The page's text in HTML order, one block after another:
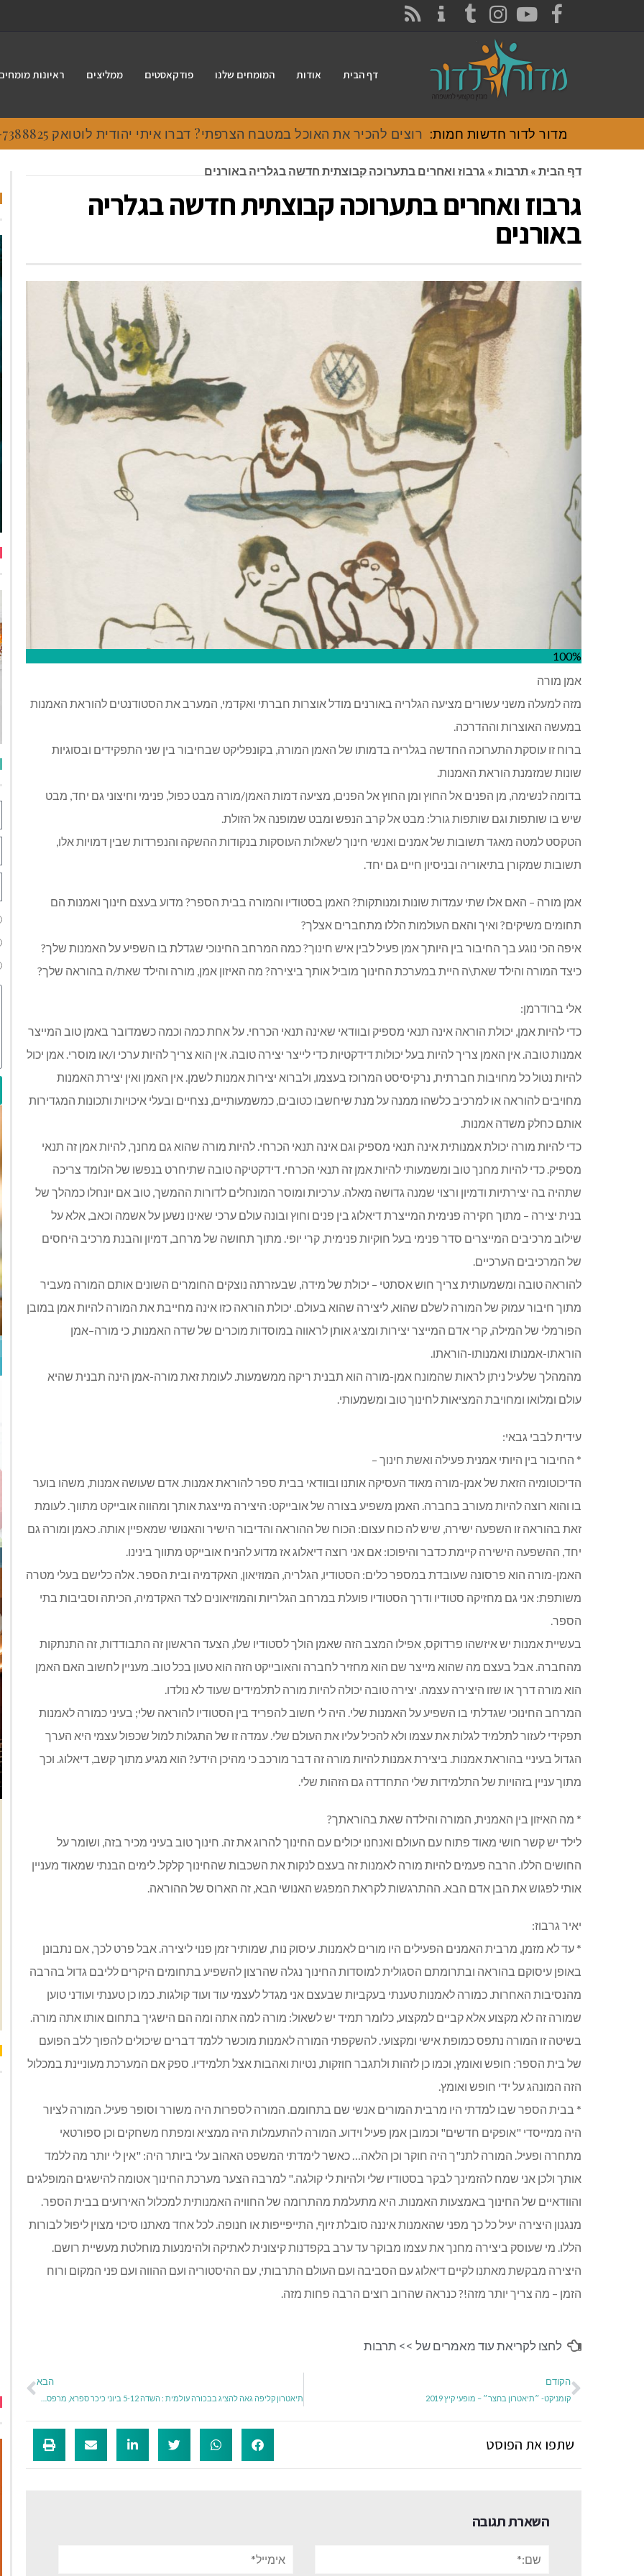
FACEBOOK
YOUTUBE
INSTAGRAM
TUMBLR
דף הבית אודות המומחים שלנו פודקאסטים ממליצים ראיונות
מדור לדור חדשות חמות: רוצים להכיר את האוכל במטבח הצרפתי? דברו איתי יהודית לוטואק 054-7388825.
דף הבית » תרבות » גרבוז ואחרים בתערוכה קבוצתית חדשה בגלריה באורנים
גרבוז ואחרים בתערוכה קבוצתית חדשה בגלריה
באורנים
100%
אמן מורה
מזה למעלה משני עשורים מציעה הגלריה באורנים מודל אוצרות חברתי ואקדמי, המערב את הסטודנטים להוראת האמנות
במעשה האוצרות וההדרכה.
ברוח זו עוסקת התערוכה החדשה בגלריה בדמותו של האמן המורה, בקונפליקט שבחיבור בין שני התפקידים ובסוגיות
שונות שמזמנת הוראת האמנות.
בדומה לנשימה, מן הפנים אל החוץ ומן החוץ אל הפנים, מציעה דמות האמן/מורה מבט כפול, פנימי וחיצוני גם יחד, מבט
שיש בו שותפות וגם שותפות גורל: מבט אל קרב הנפש ומבט שמופנה אל הזולת.
הטקסט למטה מאגד תשובות של אמנים ואנשי חינוך לשאלות העוסקות בנקודות ההשקה והנפרדות שבין דמויות אלו,
תשובות שמקורן בתיאוריה ובניסיון חיים גם יחד.
אמן מורה – האם אלו שתי עמדות שונות ומנותקות? האמן בסטודיו והמורה בבית הספר? מדוע בעצם חינוך ואמנות הם
תחומים משיקים? ואיך והאם העולמות הללו מתחברים אצלך?
איפה הכי נוגע בך החיבור בין היותך אמן פעיל לבין איש חינוך? כמה המרחב החינוכי שגדלת בו השפיע על האמנות שלך?
כיצד המורה והילד שאת\ה היית במערכת החינוך מוביל אותך ביצירה? מה האיזון אמן, מורה והילד שאת/ה בהוראה שלך?
אלי ברודרמן:
כדי להיות אמן, יכולת הוראה אינה תנאי מספיק ובוודאי שאינה תנאי הכרחי. על אחת כמה וכמה כשמדובר באמן טוב המייצר
אמנות טובה. אין האמן צריך להיות בעל יכולות דידקטיות כדי לייצר יצירה טובה. אין הוא צריך להיות ערכי ו/או מוסרי. אמן יכול
להיות נטול כל מחויבות חברתית, נרקיסיסט המרוכז בעצמו, ולברוא יצירות אמנות לשמן. אין האמן ואין יצירת האמנות
מחויבים להוראה או למרכיב כלשהו ממנה על מנת שיחשבו כטובים, כמשמעותיים, נצחיים ובעלי איכויות ותכונות המגדירות
אותם כחלק משדה אמנות.
כדי להיות מורה יכולת אמנותית אינה תנאי מספיק וגם אינה תנאי הכרחי. להיות מורה שהוא גם מחנך, להיות אמן זה תנאי
מספיק. כדי להיות מחנך טוב ומשמעותי להיות אמן זה תנאי הכרחי. דידקטיקה טובה שתיחרט בנפשו של הלומד צריכה
שתהיה בה יצירתיות ודמיון ורצוי שמנה גדושה מאלה. ערכיות ומוסר המונחלים לדורות ההמשך, טוב אם יונחלו כמהלך של
בנית יצירה – מתוך חקירה פנימית המייצרת דיאלוג בין פנים וחוץ ובונה עולם ערכי שאינו נשען על אשמה וכאב, אלא על
שילוב מרכיבים המייצרים סדר פנימי בעל חוקיות פנימית, קרי יופי. מתוך תחושה של מרחב, דמיון והבנת מרכיב היחסים
של המרכיבים הערכיים.
להוראה טובה ומשמעותית צריך חוש אסתטי – יכולת של מידה, שבעזרתה נוצקים החומרים השונים אותם המורה מעביר
מתוך חיבור עמוק של המורה לשלם שהוא, ליצירה שהוא בעולם. יכולת הוראה כזו אינה מחייבת את המורה להיות אמן במובן
הפורמלי של המילה, קרי אדם המייצר יצירות ומציג אותן לראווה במוסדות מוכרים של שדה האמנות, כי מורה–אמן
הוראתו-אמנותו ואמנותו-הוראתו.
מהמהלך שלעיל ניתן לראות שהמונח אמן-מורה הוא תבנית ריקה ממשמעות. לעומת זאת מורה-אמן הינה תבנית שהיא
עולם ומלואו ומחויבת המציאות לחינוך טוב ומשמעותי.
עידית לבבי גבאי:
* החיבור בין היותי אמנית פעילה ואשת חינוך –
הדיכוטומיה הזאת של אמן-מורה מאוד העסיקה אותנו ובוודאי בבית ספר להוראת אמנות. אדם שעושה אמנות, משהו בוער
בו והוא רוצה להיות מעורב בחברה. האמן משפיע בצורה של אובייקט: היצירה מייצגת אותך ומהווה אובייקט מתווך. לעומת
זאת בהוראה זו השפעה ישירה, שיש לה כוח עצום: הכוח של ההוראה והדיבור הישיר והאנושי שמאפיין אותה. כאמן ומורה גם
יחד, ההשפעה הישירה קיימת כדבר והיפוכו: אם אני רוצה דיאלוג אז מדוע להניח אובייקט מתווך בינינו.
האמן-מורה הוא פרסונה שעובדת במספר כלים: הסטודיו, הגלריה, המוזיאון, האקדמיה ובית הספר. אלה כלישם בעלי מטרה
משותפת: אני גם מחזיקה סטודיו ודרך הסטודיו פועלת במרחב הגלריות והמוזיאונים לצד האקדמיה, הכיתה וסביבות בתי
הספר.
בעשיית אמנות יש איזשהו פרדוקס, אפילו המצב הזה שאמן הולך לסטודיו שלו, הצעד הראשון זה התבודדות, זה התנתקות
מהחברה. אבל בעצם מה שהוא מייצר שם הוא מחזיר לחברה והאובייקט הזה הוא טעון בכל טוב. מעניין לחשוב האם האמן
הוא מורה דרך או שזו היצירה עצמה. יצירה טובה יכולה להיות מורה לתלמידים שעוד לא נולדו.
המרחב החינוכי שגדלתי בו השפיע על האמנות שלי. היה לי חשוב להפריד בין הסטודיו להוראה שלי; בעיני כמורה לאמנות
תפקידי לעזור לתלמיד לגלות את עצמו ולא להכיל עליו את העולם שלי. עמדה זו של התגלות למול שכפול עצמי היא הערך
הגדול בעיניי בהוראת אמנות. ביצירת אמנות להיות מורה זה דבר מורכב כי מהיכן הידע? הוא מגיע מתוך קשב, דיאלוג. וכך
מתוך עניין בזהויות של התלמידות שלי התחדדה גם הזהות שלי.
* מה האיזון בין האמנית, המורה והילדה שאת בהוראתך?
לילד יש קשר חושי מאוד פתוח עם העולם ואנחנו יכולים עם החינוך להרוג את זה. חינוך טוב בעיני מכיר בזה, ושומר על
החושים הללו. הרבה פעמים להיות מורה לאמנות זה בעצם לנקות את השכבות שהחינוך קלקל. לימים הבנתי שמאוד מעניין
אותי לפגוש את הבן אדם הבא. ההתרגשות לקראת המפגש האנושי הבא, זה הארוס של ההוראה.
יאיר גרבוז:
* עד לא מזמן, מרבית האמנים הפעילים היו מורים לאמנות. עיסוק נוח, שמותיר זמן פנוי ליצירה. אבל פרט לכך, אם נתבונן
באופן עיסוקם בהוראה ובתרומתם הסגולית למוסדות החינוך נגלה שהרצון להשפיע בתחומים היקרים לליבם גדול בהרבה
מהנסיבות האחרות. כמורה לאמנות טענתי בעקביות שבעצם אני מגדל לעצמי עוד ועוד קולגות. כמו כן טענתי ועודני טוען
שמורה זה לא מקצוע אלא קביים למקצוע, כלומר תמיד יש לשאול: מורה למה אתה ומה הם הישגיך בתחום אותו אתה מורה.
בשיטה זו המורה נתפס כמופת אישי ומקצועי. להשקפתי המורה לאמנות מוכשר ללמד דברים שיכולים להפוך ללב הפועם
של בית הספר: חופש ואומץ, וכמו כן לזהות ולתגבר חוזקות, נטיות ואהבות אצל תלמידיו. ספק אם המערכת מעוניינת במכלול
הזה המונהג על ידי חופש ואומץ.
* בבית הספר שבו למדתי היו מרבית המורים אנשי שם בתחומם. המורה לספרות היה משורר וסופר פעיל. המורה לציור
היה ממייסדי "אופקים חדשים" וכמובן אמן פעיל וידוע. המורה להתעמלות היה ממציא ומפתח משחקים וכן ספורטאי
מתחרה ופעיל. המורה לתנ"ך היה חוקר וכן הלאה… כאשר לימדתי המשפט האהוב עלי ביותר היה: "אין לי יותר מה ללמד
אותך ולכן אני שמח להזמינך לבקר בסטודיו שלי ולהיות לי קולגה." למרבה הצער מערכת החינוך אטומה להישגים המופלגים
והוודאיים של החינוך באמצעות האמנות. היא מתעלמת מהתרומה של החוויה האמנותית למכלול האירועים בבית הספר.
מנגנון היצירה יעיל כל כך מפני שהאמנות איננה סובלת זיוף, התייפייפות או חנופה. לכל אחד מאתנו סיכוי מצוין ליפול לבורות
הללו. מי שעוסק ביצירה מחנך את עצמו מבוקר עד ערב בקפדנות קיצונית לאתיקה ולהימנעות מוחלטת מעשיית רושם.
היצירה מבקשת מאתנו לקיים דיאלוג עם הסביבה ועם העולם התרבותי, עם ההיסטוריה ועם ההווה ועם פני המקום ורוח
הזמן – מה צריך יותר מזה!? כנראה שהרוב רוצים הרבה פחות מזה.
לחצו לקריאת עוד מאמרים של >> תרבות
הקודם
קומניקט- ״תיאטרון בחצר״ – מופעי קיץ 2019
הבא
שתפו את הפוסט
השארת תגובה